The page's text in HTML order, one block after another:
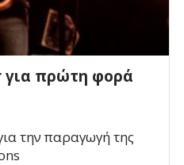
για πρώτη φορά
την παραγωγή της